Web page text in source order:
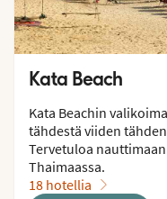
Kata Beach
Kata Beachin
tähdestä viiden
Tervetuloa
Thaimaassa.
18 hotellia